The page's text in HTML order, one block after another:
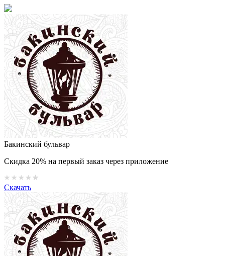
Бакинский бульвар
Скидка 20% на первый заказ через приложение
Скачать